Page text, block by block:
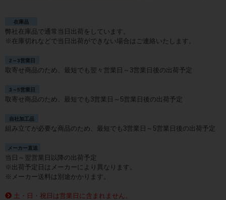
在庫品
弊社在庫品で通常当日出荷をしています。
※在庫切れなどで当日出荷ができない場合はご連絡いたします。
2～3営業日
取寄せ商品のため、最短でも翌々営業日～3営業日後の出荷予定
3～5営業日
取寄せ商品のため、最短でも3営業日～5営業日後の出荷予定
自社加工品
組み立てが必要な商品のため、最短でも3営業日～5営業日後の出荷予定
メーカー直送
当日～翌営業日以降の出荷予定
※出荷予定日はメーカーにより異なります。
※メーカー送料は別途かかります。
土・日・祝日は営業日に含まれません。